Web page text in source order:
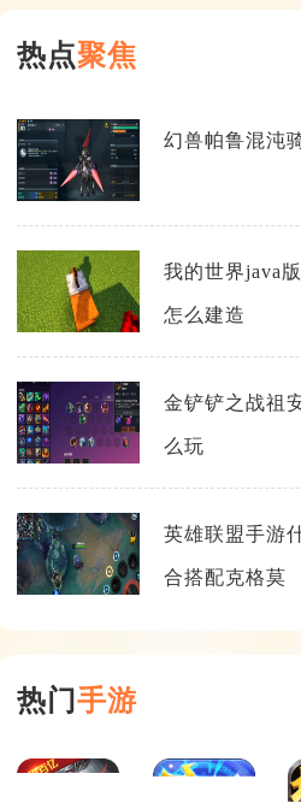
热点聚焦
幻兽帕鲁混沌
我的世界java
怎么建造
金铲铲之战祖
么玩
英雄联盟手游
合搭配克格莫
热门手游